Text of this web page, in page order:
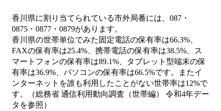
香川県に割り当てられている市外局番には、087・
0875・0877・0879があります。
香川県の世帯単位でみた固定電話の保有率は66.3%、
FAXの保有率は25.4%、携帯電話の保有率は38.5%、ス
マートフォンの保有率は89.1%、タブレット型端末の保
有率は36.9%、パソコンの保有率は66.5%です。またイ
ンターネットを誰も利用したことがない世帯率は12%で
す。（総務省 通信利用動向調査（世帯編） 令和4年デー
タを参照）